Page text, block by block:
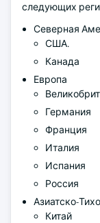
следующих
Северная
США.
Канада
Европа
Германия
Франция
Италия
Испания
Россия
Азиатско-
Китай